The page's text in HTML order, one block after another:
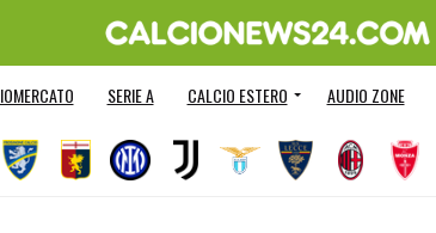
SERIE A CALCIO ESTERO AUDIO ZONE